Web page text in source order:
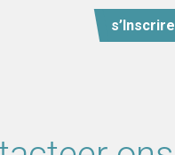
s’Inscrire